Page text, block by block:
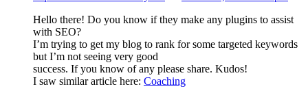
Hello there! Do you know if they make any plugins to assist
with SEO?
I’m trying to get my blog to rank for some targeted keywords
but I’m not seeing very good
success. If you know of any please share. Kudos!
I saw similar article here: Coaching